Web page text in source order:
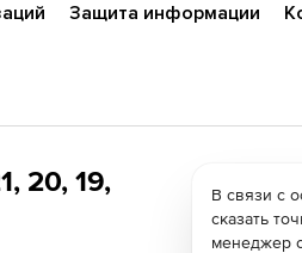
Защита информации
20, 19,
В связи с
сказать
менеджер